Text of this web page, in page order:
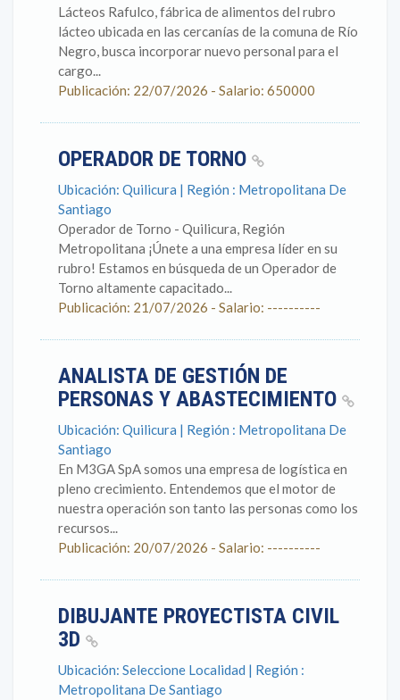
Lácteos Rafulco, fábrica de alimentos del rubro
lácteo ubicada en las cercanías de la comuna de Río
Negro, busca incorporar nuevo personal para el
cargo...
Publicación: 22/07/2026 - Salario: 650000
OPERADOR DE TORNO
Ubicación: Quilicura | Región : Metropolitana De
Santiago
Operador de Torno - Quilicura, Región
Metropolitana ¡Únete a una empresa líder en su
rubro! Estamos en búsqueda de un Operador de
Torno altamente capacitado...
Publicación: 21/07/2026 - Salario: ----------
ANALISTA DE GESTIÓN DE
PERSONAS Y ABASTECIMIENTO
Ubicación: Quilicura | Región : Metropolitana De
Santiago
En M3GA SpA somos una empresa de logística en
pleno crecimiento. Entendemos que el motor de
nuestra operación son tanto las personas como los
recursos...
Publicación: 20/07/2026 - Salario: ----------
DIBUJANTE PROYECTISTA CIVIL
3D
Ubicación: Seleccione Localidad | Región :
Metropolitana De Santiago